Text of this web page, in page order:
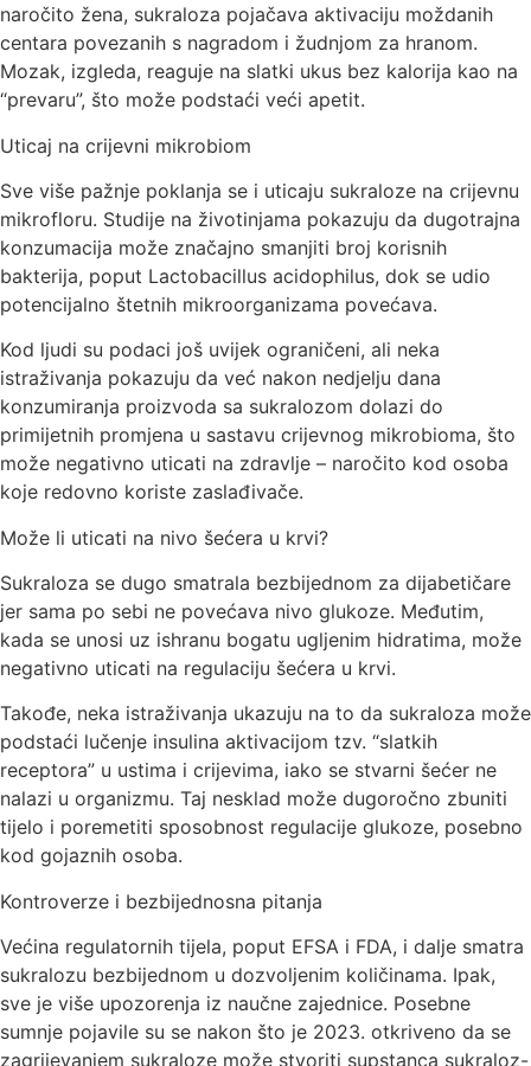
naročito žena, sukraloza pojačava aktivaciju moždanih
centara povezanih s nagradom i žudnjom za hranom.
Mozak, izgleda, reaguje na slatki ukus bez kalorija kao na
“prevaru”, što može podstaći veći apetit.
Uticaj na crijevni mikrobiom
Sve više pažnje poklanja se i uticaju sukraloze na crijevnu
mikrofloru. Studije na životinjama pokazuju da dugotrajna
konzumacija može značajno smanjiti broj korisnih
bakterija, poput Lactobacillus acidophilus, dok se udio
potencijalno štetnih mikroorganizama povećava.
Kod ljudi su podaci još uvijek ograničeni, ali neka
istraživanja pokazuju da već nakon nedjelju dana
konzumiranja proizvoda sa sukralozom dolazi do
primijetnih promjena u sastavu crijevnog mikrobioma, što
može negativno uticati na zdravlje – naročito kod osoba
koje redovno koriste zaslađivače.
Može li uticati na nivo šećera u krvi?
Sukraloza se dugo smatrala bezbijednom za dijabetičare
jer sama po sebi ne povećava nivo glukoze. Međutim,
kada se unosi uz ishranu bogatu ugljenim hidratima, može
negativno uticati na regulaciju šećera u krvi.
Takođe, neka istraživanja ukazuju na to da sukraloza može
podstaći lučenje insulina aktivacijom tzv. “slatkih
receptora” u ustima i crijevima, iako se stvarni šećer ne
nalazi u organizmu. Taj nesklad može dugoročno zbuniti
tijelo i poremetiti sposobnost regulacije glukoze, posebno
kod gojaznih osoba.
Kontroverze i bezbijednosna pitanja
Većina regulatornih tijela, poput EFSA i FDA, i dalje smatra
sukralozu bezbijednom u dozvoljenim količinama. Ipak,
sve je više upozorenja iz naučne zajednice. Posebne
sumnje pojavile su se nakon što je 2023. otkriveno da se
zagrijevanjem sukraloze može stvoriti supstanca sukraloz-